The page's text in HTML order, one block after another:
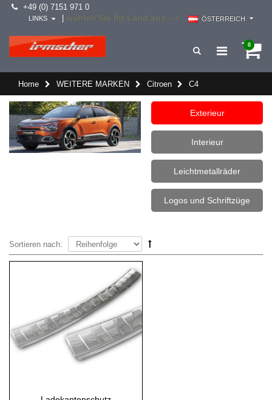
+49 (0) 7151 971 0
wählen Sie Ihr Land aus --> ÖSTERREICH
LINKS
0
Home WEITERE MARKEN Citroen C4
Exterieur
Interieur
Leichtmetallräder
Logos und Schriftzüge
Sortieren nach: